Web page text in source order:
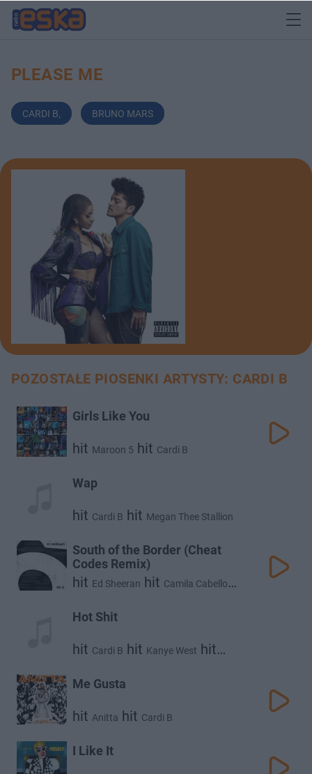
PLEASE ME
CARDI B, BRUNO MARS
POZOSTAŁE PIOSENKI ARTYSTY: CARDI B
Girls Like You
hit Maroon 5 hit Cardi B
Wap
hit Cardi B hit Megan Thee Stallion
South of the Border (Cheat
Codes Remix)
hit Ed Sheeran hit Camila Cabello
Hot Shit
hit Cardi B hit Kanye West hit
Me Gusta
hit Anitta hit Cardi B
I Like It